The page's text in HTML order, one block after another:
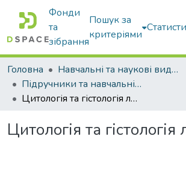
Фонди
та
зібрання
Пошук за
критеріями
Головна
Навчальні та наукові видання
Підручники та навчальні посібники
Цитологія та гістологія людини
Цитологія та